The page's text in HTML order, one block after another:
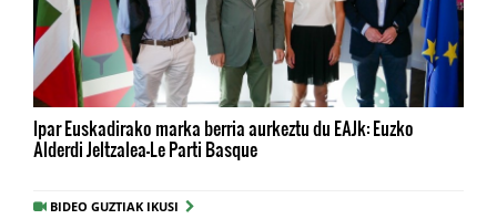
Ipar Euskadirako marka berria aurkeztu du EAJk: Euzko
Alderdi Jeltzalea-Le Parti Basque
BIDEO GUZTIAK IKUSI